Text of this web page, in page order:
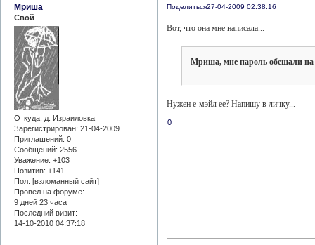
Поделиться27-04-2009 02:38:16
Мриша
Свой
Откуда: д. Израиловка
Зарегистрирован: 21-04-2009
Приглашений: 0
Сообщений: 2556
Уважение: +103
Позитив: +141
Пол: [взломанный сайт]
Провел на форуме:
9 дней 23 часа
Последний визит:
14-10-2010 04:37:18
Вот, что она мне написала...
Мриша, мне пароль обещали на
Нужен е-мэйл ее? Напишу в личку...
0